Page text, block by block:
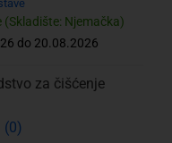
(Skladište: Njemačka)
do 20.08.2026
za čišćenje
(0)